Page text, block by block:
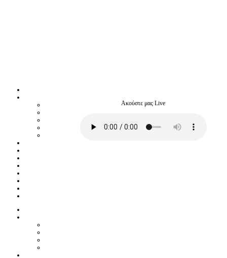
Ακούστε μας Live